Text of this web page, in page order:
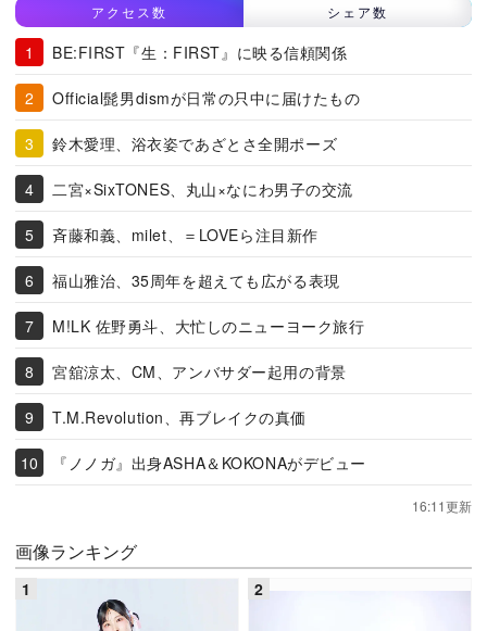
アクセス数 シェア数
BE:FIRST『生：FIRST』に映る信頼関係
Official髭男dismが日常の只中に届けたもの
鈴木愛理、浴衣姿であざとさ全開ポーズ
二宮×SixTONES、丸山×なにわ男子の交流
斉藤和義、milet、＝LOVEら注目新作
福山雅治、35周年を超えても広がる表現
M!LK 佐野勇斗、大忙しのニューヨーク旅行
宮舘涼太、CM、アンバサダー起用の背景
T.M.Revolution、再ブレイクの真価
『ノノガ』出身ASHA＆KOKONAがデビュー
16:11更新
画像ランキング